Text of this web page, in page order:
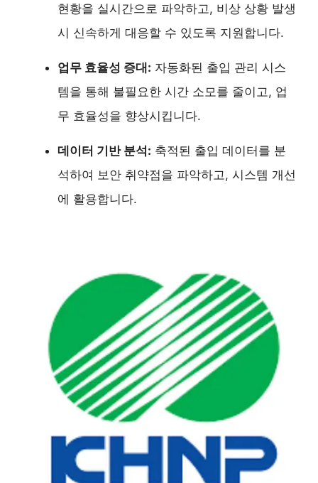
현황을 실시간으로 파악하고, 비상 상황 발생
시 신속하게 대응할 수 있도록 지원합니다.
업무 효율성 증대: 자동화된 출입 관리 시스
템을 통해 불필요한 시간 소모를 줄이고, 업
무 효율성을 향상시킵니다.
데이터 기반 분석: 축적된 출입 데이터를 분
석하여 보안 취약점을 파악하고, 시스템 개선
에 활용합니다.